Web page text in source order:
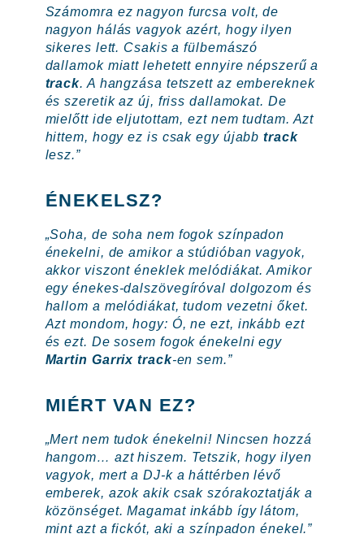
Számomra ez nagyon furcsa volt, de
nagyon hálás vagyok azért, hogy ilyen
sikeres lett. Csakis a fülbemászó
dallamok miatt lehetett ennyire népszerű a
track. A hangzása tetszett az embereknek
és szeretik az új, friss dallamokat. De
mielőtt ide eljutottam, ezt nem tudtam. Azt
hittem, hogy ez is csak egy újabbtrack
lesz.”
ÉNEKELSZ?
„Soha, de soha nem fogok színpadon
énekelni, de amikor a stúdióban vagyok,
akkor viszont éneklek melódiákat. Amikor
egy énekes-dalszövegíróval dolgozom és
hallom a melódiákat, tudom vezetni őket.
Azt mondom, hogy: Ó, ne ezt, inkább ezt
és ezt. De sosem fogok énekelni egy
Martin Garrix track-en sem.”
MIÉRT VAN EZ?
„Mert nem tudok énekelni! Nincsen hozzá
hangom… azt hiszem. Tetszik, hogy ilyen
vagyok, mert a DJ-k a háttérben lévő
emberek, azok akik csak szórakoztatják a
közönséget. Magamat inkább így látom,
mint azt a fickót, aki a színpadon énekel.”